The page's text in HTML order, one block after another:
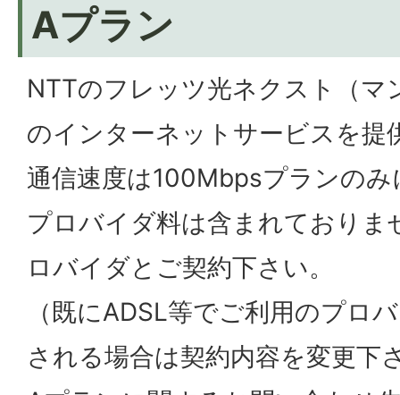
Aプラン
NTTのフレッツ光ネクスト（マ
のインターネットサービスを提
通信速度は100Mbpsプランの
プロバイダ料は含まれておりま
ロバイダとご契約下さい。
（既にADSL等でご利用のプロ
される場合は契約内容を変更下